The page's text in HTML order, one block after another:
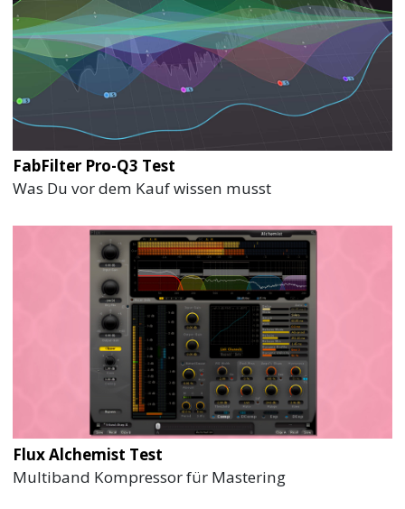
FabFilter Pro-Q3 Test
Was Du vor dem Kauf wissen musst
Flux Alchemist Test
Multiband Kompressor für Mastering